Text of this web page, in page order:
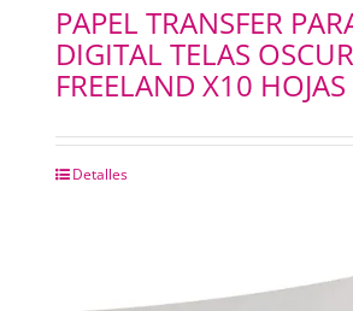
PAPEL TRANSFER
DIGITAL TELAS
FREELAND X10 HOJAS
Detalles